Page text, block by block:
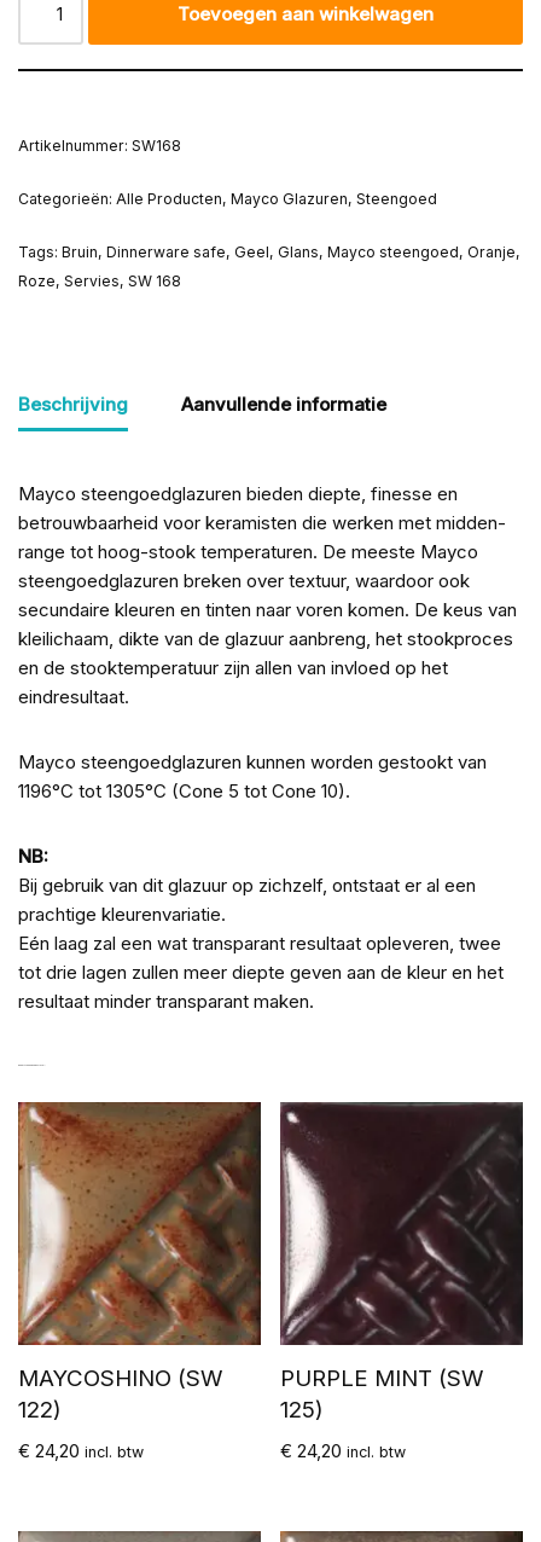
Toevoegen aan winkelwagen
Artikelnummer: SW168
Categorieën: Alle Producten, Mayco Glazuren, Steengoed
Tags: Bruin, Dinnerware safe, Geel, Glans, Mayco steengoed, Oranje,
Roze, Servies, SW 168
Beschrijving Aanvullende informatie
Mayco steengoedglazuren bieden diepte, finesse en
betrouwbaarheid voor keramisten die werken met midden-
range tot hoog-stook temperaturen. De meeste Mayco
steengoedglazuren breken over textuur, waardoor ook
secundaire kleuren en tinten naar voren komen. De keus van
kleilichaam, dikte van de glazuur aanbreng, het stookproces
en de stooktemperatuur zijn allen van invloed op het
eindresultaat.
Mayco steengoedglazuren kunnen worden gestookt van
1196°C tot 1305°C (Cone 5 tot Cone 10).
NB:
Bij gebruik van dit glazuur op zichzelf, ontstaat er al een
prachtige kleurenvariatie.
Eén laag zal een wat transparant resultaat opleveren, twee
tot drie lagen zullen meer diepte geven aan de kleur en het
resultaat minder transparant maken.
MAYCOSHINO (SW
122)
€ 24,20 incl. btw
PURPLE MINT (SW
125)
€ 24,20 incl. btw